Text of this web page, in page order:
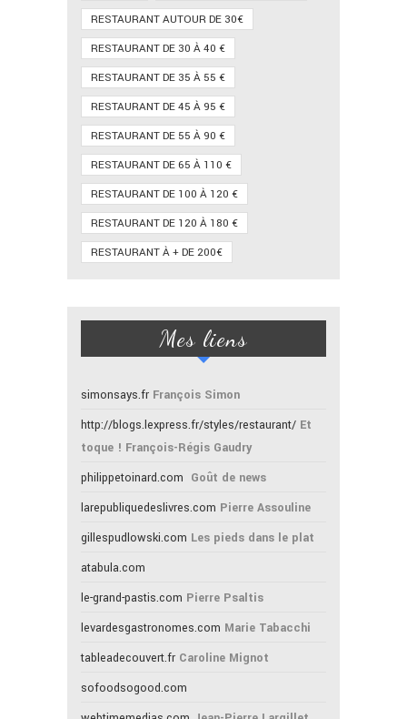
RESTAURANT AUTOUR DE 30€
RESTAURANT DE 30 À 40 €
RESTAURANT DE 35 À 55 €
RESTAURANT DE 45 À 95 €
RESTAURANT DE 55 À 90 €
RESTAURANT DE 65 À 110 €
RESTAURANT DE 100 À 120 €
RESTAURANT DE 120 À 180 €
RESTAURANT À + DE 200€
Mes liens
simonsays.fr François Simon
http://blogs.lexpress.fr/styles/restaurant/ Et
toque ! François-Régis Gaudry
philippetoinard.com Goût de news
larepubliquedeslivres.com Pierre Assouline
gillespudlowski.com Les pieds dans le plat
atabula.com
le-grand-pastis.com Pierre Psaltis
levardesgastronomes.com Marie Tabacchi
tableadecouvert.fr Caroline Mignot
sofoodsogood.com